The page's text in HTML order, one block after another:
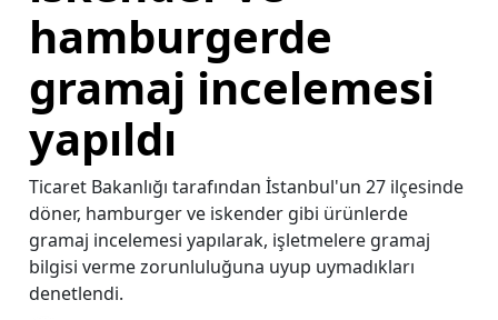
hamburgerde
gramaj incelemesi
yapıldı
Ticaret Bakanlığı tarafından İstanbul'un 27 ilçesinde
döner, hamburger ve iskender gibi ürünlerde
gramaj incelemesi yapılarak, işletmelere gramaj
bilgisi verme zorunluluğuna uyup uymadıkları
denetlendi.